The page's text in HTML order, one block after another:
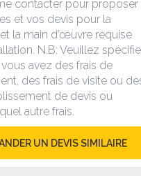
contacter pour proposer
et vos devis pour la
la main d’œuvre requise
N.B: Veuillez
vous avez des frais de
des frais de visite ou
de devis ou
autre frais.
UN DEVIS SIMILAIRE